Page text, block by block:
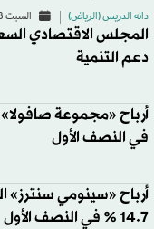
دانه الدريس (الرياض) السبت 08/08 - 12:53
المجلس الاقتصادي
دعم التنمية
في النصف الأول
أرباح «سينومي
14.7 % في النصف الأول